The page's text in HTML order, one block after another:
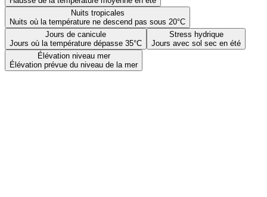
Nuits tropicales
Nuits où la température ne descend pas sous 20°C
Jours de canicule
Jours où la température dépasse 35°C
Stress hydrique
Jours avec sol sec en été
Élévation niveau mer
Élévation prévue du niveau de la mer